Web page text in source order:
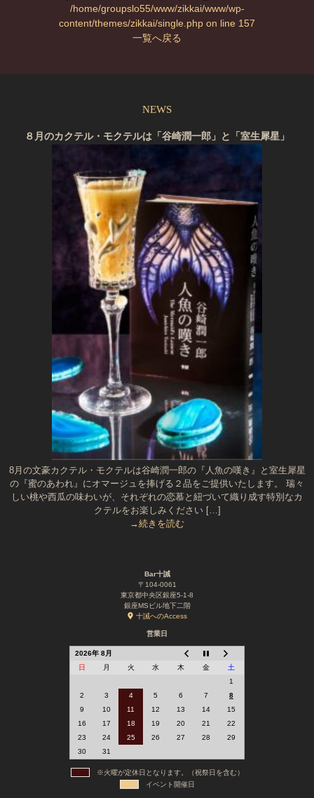
/home/groupslo55/www/zikkai/www/wp-
content/themes/zikkai/single.php on line 157
一覧へ戻る
NEWS
８月のカクテル・モクテルは「谷崎潤一郎」と「室生犀星」
8月の文豪カクテル・モクテルは谷崎潤一郎の『人魚の嘆き』と室生犀星
の『蜜のあわれ』にオマージュを捧げる２品をご提供いたします。 瑞々
しい桃や西瓜の味わいが、それぞれの恋慕と紐づいて織り成す特別なカ
クテルをお楽しみください […]
→続きを読む
Bar十誡
〒104-0061
東京都中央区銀座5-1-8
銀座MSビル地下二階
十誡へのAccess
営業日
2026年 8月
日
月 火 水 木 金
土
1
2
3 4 5 6 7
8
9
10 11 12 13 14
15
16
17 18 19 20 21
22
23
24 25 26 27 28
29
30
31
※火曜が定休日となります。（祝祭日を含む）
イベント開催日